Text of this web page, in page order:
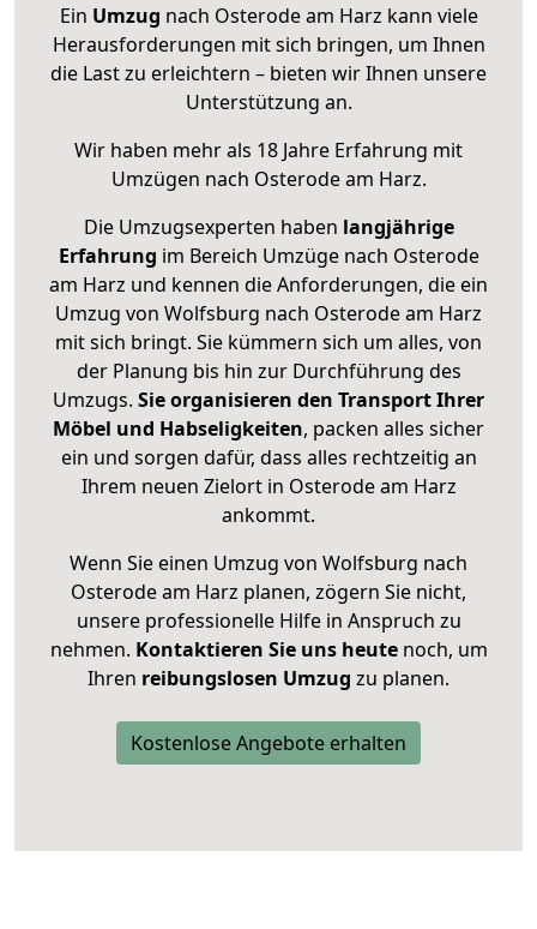
Ein Umzug nach Osterode am Harz kann viele
Herausforderungen mit sich bringen, um Ihnen
die Last zu erleichtern – bieten wir Ihnen unsere
Unterstützung an.
Wir haben mehr als 18 Jahre Erfahrung mit
Umzügen nach Osterode am Harz.
Die Umzugsexperten haben langjährige
Erfahrung im Bereich Umzüge nach Osterode
am Harz und kennen die Anforderungen, die ein
Umzug von Wolfsburg nach Osterode am Harz
mit sich bringt. Sie kümmern sich um alles, von
der Planung bis hin zur Durchführung des
Umzugs. Sie organisieren den Transport Ihrer
Möbel und Habseligkeiten, packen alles sicher
ein und sorgen dafür, dass alles rechtzeitig an
Ihrem neuen Zielort in Osterode am Harz
ankommt.
Wenn Sie einen Umzug von Wolfsburg nach
Osterode am Harz planen, zögern Sie nicht,
unsere professionelle Hilfe in Anspruch zu
nehmen. Kontaktieren Sie uns heutenoch, um
Ihren reibungslosen Umzug zu planen.
Kostenlose Angebote erhalten